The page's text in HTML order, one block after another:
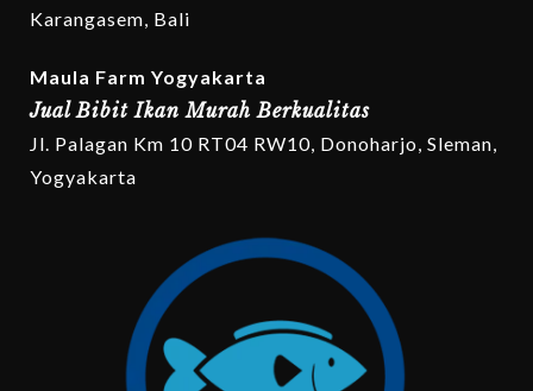
Karangasem, Bali
Maula Farm Yogyakarta
Jual Bibit Ikan Murah Berkualitas
Jl. Palagan Km 10 RT04 RW10, Donoharjo, Sleman,
Yogyakarta